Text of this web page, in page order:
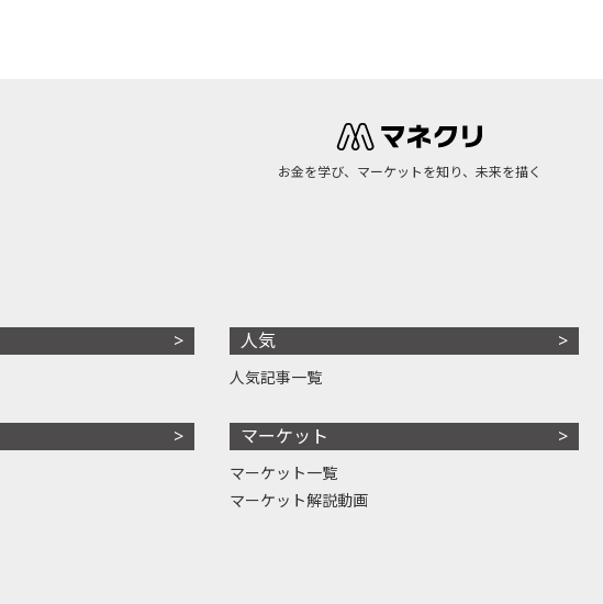
お金を学び、マーケットを知り、未来を描く
人気
人気記事一覧
マーケット
マーケット一覧
マーケット解説動画